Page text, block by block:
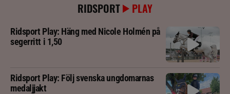
RIDSPORT PLAY
Ridsport Play: Häng med Nicole Holmén på
segerritt i 1,50
Ridsport Play: Följ svenska ungdomarnas
medaljjakt